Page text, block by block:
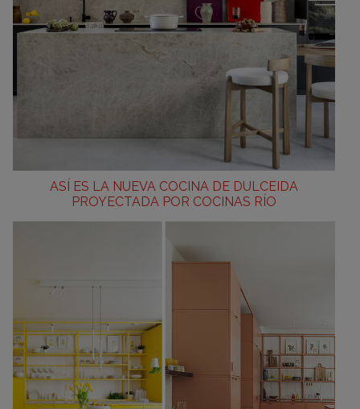
ASÍ ES LA NUEVA COCINA DE DULCEIDA
PROYECTADA POR COCINAS RÍO